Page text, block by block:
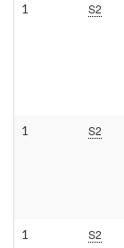
1 S2
1 S2
1 S2